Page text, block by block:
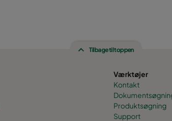
Tilbage til toppen
Værktøjer
Kontakt
Produktsøgning
Support